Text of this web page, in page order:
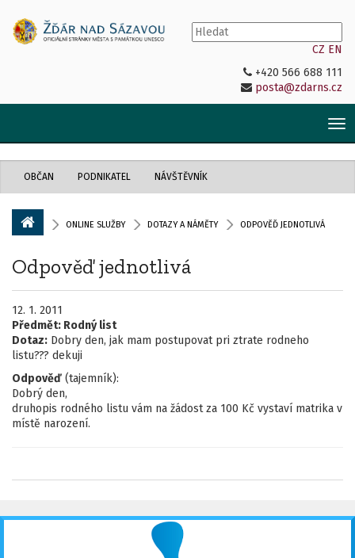
CZ EN
+420 566 688 111
posta@zdarns.cz
OBČAN PODNIKATEL NÁVŠTĚVNÍK
ONLINE SLUŽBY DOTAZY A NÁMĚTY ODPOVĚĎ JEDNOTLIVÁ
Odpověď jednotlivá
12. 1. 2011
Předmět: Rodný list
Dotaz: Dobry den, jak mam postupovat pri ztrate rodneho
listu??? dekuji
Odpověď (tajemník):
Dobrý den,
druhopis rodného listu vám na žádost za 100 Kč vystaví matrika v
místě narození.